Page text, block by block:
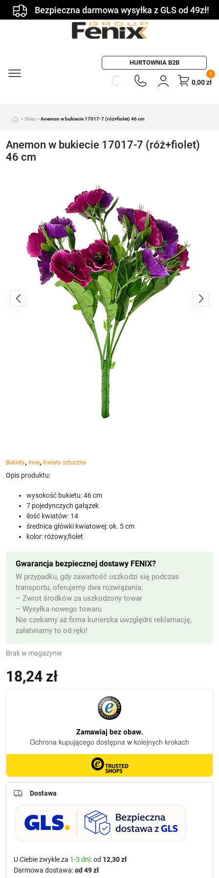
Bezpieczna darmowa wysyłka z GLS od 49zł!
HURTOWNIA B2B
0
0,00zł
» Sklep » Anemon w bukiecie 17017-7 (róż+fiolet) 46 cm
Anemon w bukiecie 17017-7 (róż+fiolet)
46 cm
Bukiety, Inne, Kwiaty sztuczne
18,24 zł
Opis produktu:
wysokość bukietu: 46 cm
7 pojedynczych gałązek
ilość kwiatów: 14
średnica główki kwiatowej: ok. 5 cm
kolor: różowy,fiolet
Brak w magazynie
Gwarancja bezpiecznej dostawy FENIX?
W przypadku, gdy zawartość uszkodzi się podczas
transportu, oferujemy dwa rozwiązania:
– Zwrot środków za uszkodzony towar
– Wysyłka nowego towaru
Nie czekamy aż firma kurierska uwzględni reklamację,
załatwiamy to od ręki!
Dostawa
U Ciebie zwykle za 1-3 dni: od 12,30 zł
Darmowa dostawa:od 49 zł